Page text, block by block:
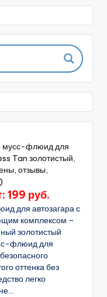
мусс-флюид для
Tan золотистый,
отзывы,
199 руб.
для автозагара с
комплексом –
золотистый
флюид для
оттенка без
легко